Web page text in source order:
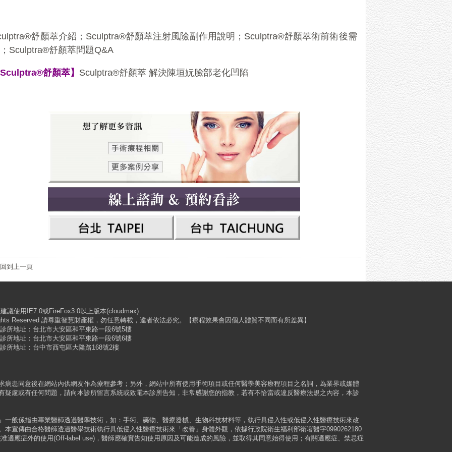
舒顏萃介紹 ； Sculptra®舒顏萃注射風險副作用說明 ； Sculptra®舒顏萃術前術後需
； Sculptra®舒顏萃問題Q&A
舒顏萃】 Sculptra®舒顏萃 解決陳垣妧臉部老化凹陷
回到上一頁
議使用IE7.0或FireFox3.0以上版本(cloudmax)
Reserved 請尊重智慧財產權，勿任意轉載，違者依法必究。【療程效果會因個人體質不同而有所差異】
地址：台北市大安區和平東路一段6號5樓
地址：台北市大安區和平東路一段6號6樓
地址：台中市西屯區大隆路168號2樓
病患同意後在網站內供網友作為療程參考；另外，網站中所有使用手術項目或任何醫學美容療程項目之名詞，為業界或媒體
疑慮或有任何問題，請向本診所留言系統或致電本診所告知，非常感謝您的指教，若有不恰當或違反醫療法規之內容，本診
一般係指由專業醫師透過醫學技術，如：手術、藥物、醫療器械、生物科技材料等，執行具侵入性或低侵入性醫療技術來改
本宣傳由合格醫師透過醫學技術執行具低侵入性醫療技術來「改善」身體外觀，依據行政院衛生福利部衛署醫字0990262180
適應症外的使用(Off-label use)，醫師應確實告知使用原因及可能造成的風險，並取得其同意始得使用；有關適應症、禁忌症